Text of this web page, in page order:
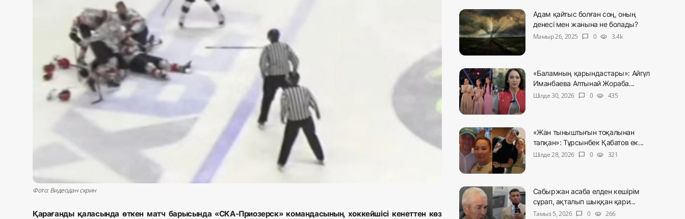
Журналистік зерттеу
Фото: Видеодан скрин
Қарағанды қаласында өткен матч барысында «СКА-Приозерск» командасының хоккейшісі кенеттен көз
Адам қайтыс болған соң, оның
денесі мен жанына не болады?
Мамыр 26, 2025
chat_bubble 0 visibility 3.4k
«Баламның қарындастары»: Айгүл
Иманбаева Алтынай Жораба...
Шілде 30, 2026
chat_bubble 0 visibility 435
«Жан тыныштығын тоқалынан
тапқан»: Тұрсынбек Қабатов ек...
Шілде 28, 2026
chat_bubble 0 visibility 321
Сабыржан асаба елден кешірім
сұрап, ақталып шыққан қари...
Тамыз 5, 2026 chat_bubble 0 visibility 266